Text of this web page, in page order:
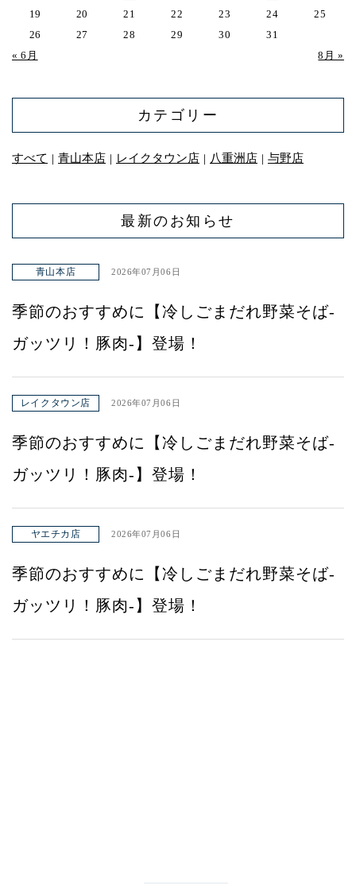
« 6月 8月 »
19
20 21 22 23 24
25
26
27 28 29 30 31
カテゴリー
すべて ｜ 青山本店 ｜ レイクタウン店 ｜ 八重洲店 ｜ 与野店
最新のお知らせ
青山本店 2026年07月06日
季節のおすすめに【冷しごまだれ野菜そば-
ガッツリ！豚肉-】登場！
レイクタウン店 2026年07月06日
季節のおすすめに【冷しごまだれ野菜そば-
ガッツリ！豚肉-】登場！
ヤエチカ店 2026年07月06日
季節のおすすめに【冷しごまだれ野菜そば-
ガッツリ！豚肉-】登場！